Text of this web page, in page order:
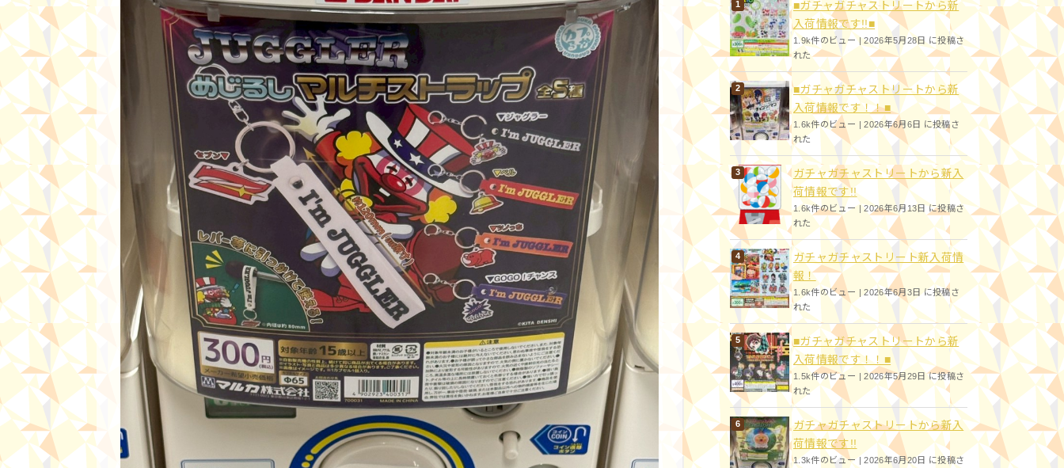
■ガチャガチャストリートから新
入荷情報です!!■
1.9k件のビュー|2026年5月28日 に投稿さ
れた
■ガチャガチャストリートから新
入荷情報です！！■
1.6k件のビュー |2026年6月6日 に投稿さ
れた
ガチャガチャストリートから新入
荷情報です!!
1.6k件のビュー|2026年6月13日 に投稿さ
れた
ガチャガチャストリート新入荷情
報！
1.6k件のビュー |2026年6月3日 に投稿さ
れた
■ガチャガチャストリートから新
入荷情報です！！■
1.5k件のビュー |2026年5月29日 に投稿さ
れた
ガチャガチャストリートから新入
荷情報です!!
1.3k件のビュー|2026年6月20日 に投稿さ